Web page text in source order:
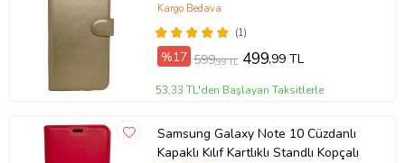
(1)
Kargo Bedava
%17 599,99 TL 499,99 TL
53,33 TL'den Başlayan Taksitlerle
Samsung Galaxy Note 10 Cüzdanlı
Kapaklı Kılıf Kartlıklı Standlı Kopçalı